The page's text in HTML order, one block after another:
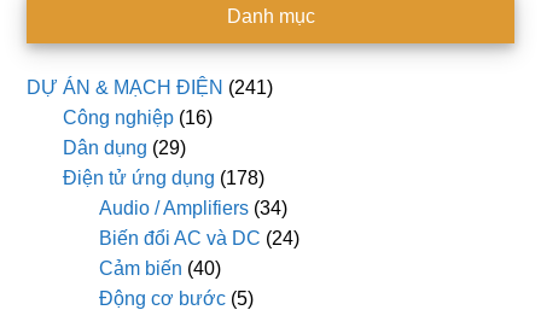
Danh mục
DỰ ÁN & MẠCH ĐIỆN (241)
Công nghiệp (16)
Dân dụng (29)
Điện tử ứng dụng (178)
Audio / Amplifiers (34)
Biến đổi AC và DC (24)
Cảm biến (40)
Động cơ bước (5)